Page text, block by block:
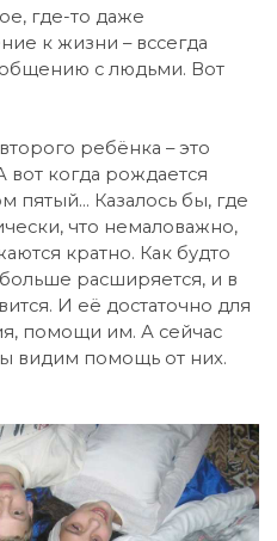
где-то даже
к жизни – вссегда
с людьми. Вот
ребёнка – это
вот когда рождается
пятый… Казалось бы, где
что немаловажно,
кратно. Как будто
расширяется, и в
И её достаточно для
помощи им. А сейчас
видим помощь от них.